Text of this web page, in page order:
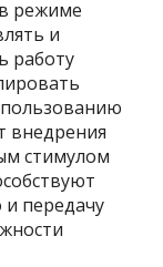
режиме
и
работу
внедрения
стимулом
передачу